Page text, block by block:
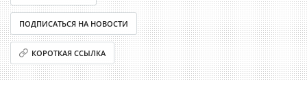
ПОДПИСАТЬСЯ НА НОВОСТИ
КОРОТКАЯ ССЫЛКА